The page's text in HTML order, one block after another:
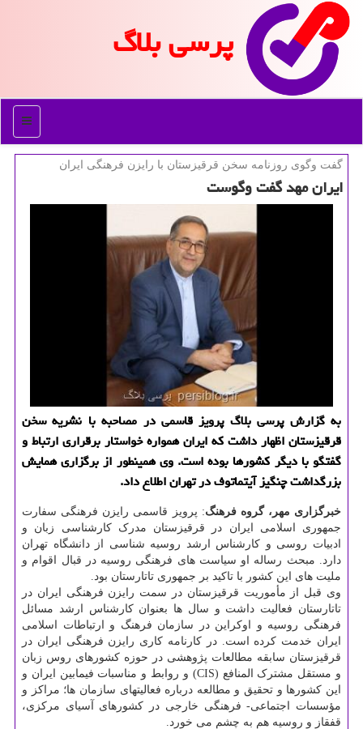
پرسی بلاگ
منو
گفت وگوی روزنامه سخن قرقیزستان با رایزن فرهنگی ایران
ایران مهد گفت وگوست
به گزارش پرسی بلاگ پرویز قاسمی در مصاحبه با نشریه سخن
قرقیزستان اظهار داشت كه ایران همواره خواستار برقراری ارتباط و
گفتگو با دیگر كشورها بوده است. وی همینطور از برگزاری همایش
بزرگداشت چنگیز آیتماتوف در تهران اطلاع داد.
خبرگزاری مهر، گروه فرهنگ: پرویز قاسمی رایزن فرهنگی سفارت
جمهوری اسلامی ایران در قرقیزستان مدرک کارشناسی زبان و
ادبیات روسی و کارشناس ارشد روسیه شناسی از دانشگاه تهران
دارد. مبحث رساله او سیاست های فرهنگی روسیه در قبال اقوام و
ملیت های این کشور با تاکید بر جمهوری تاتارستان بود.
وی قبل از مأموریت قرقیزستان در سمت رایزن فرهنگی ایران در
تاتارستان فعالیت داشت و سال ها بعنوان کارشناس ارشد مسائل
فرهنگی روسیه و اوکراین در سازمان فرهنگ و ارتباطات اسلامی
ایران خدمت کرده است. در کارنامه کاری رایزن فرهنگی ایران در
قرقیزستان سابقه مطالعات پژوهشی در حوزه کشورهای روس زبان
و مستقل مشترک المنافع (CIS) و روابط و مناسبات فیمابین ایران و
این کشورها و تحقیق و مطالعه درباره فعالیتهای سازمان ها؛ مراکز و
مؤسسات اجتماعی- فرهنگی خارجی در کشورهای آسیای مرکزی،
قفقاز و روسیه هم به چشم می خورد.